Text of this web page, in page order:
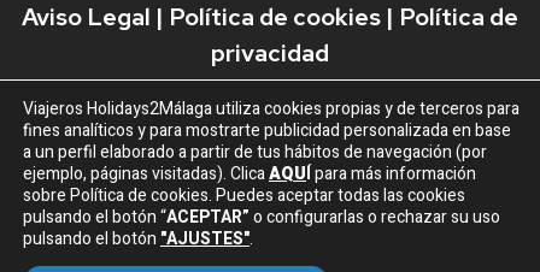
Aviso Legal | Política de cookies | Política de
privacidad
©2026 Holidays2Málaga | Todos los derechos protegidos
Web realizada porMedios en Red Digital Agency
Viajeros Holidays2Málagautiliza cookies propias y de terceros para
fines analíticos y para mostrarte publicidad personalizada en base
a un perfil elaborado a partir de tus hábitos de navegación (por
ejemplo, páginas visitadas). ClicaAQUÍpara más información
sobre Política de cookies. Puedes aceptar todas las cookies
pulsando el botón“ACEPTAR”o configurarlas o rechazar su uso
pulsando el botón "AJUSTES".